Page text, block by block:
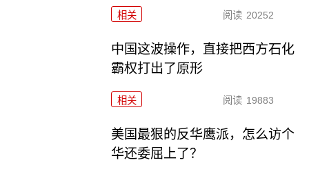
相关 阅读 20252
中国这波操作，直接把西方石化
霸权打出了原形
相关 阅读 19883
美国最狠的反华鹰派，怎么访个
华还委屈上了？